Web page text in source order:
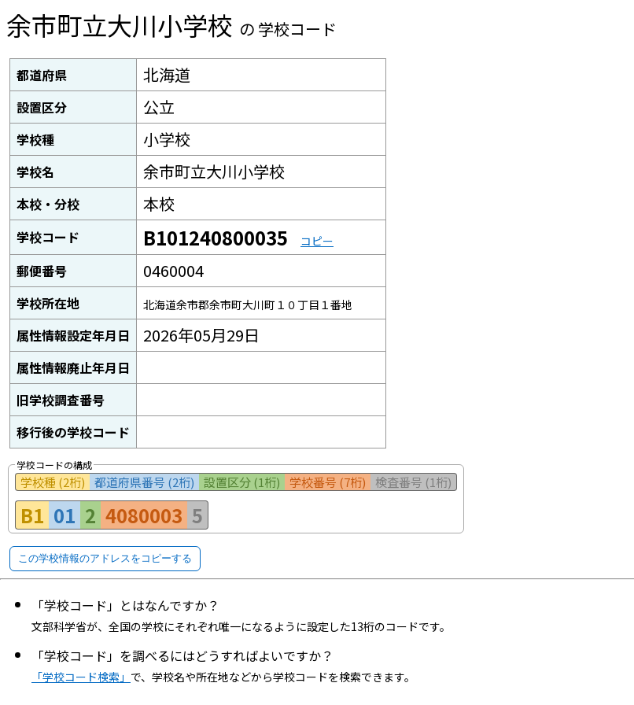
余市町立大川小学校 の 学校コード
都道府県 北海道
設置区分 公立
学校種 小学校
学校名 余市町立大川小学校
本校・分校 本校
学校コード B101240800035 コピー
郵便番号 0460004
学校所在地 北海道余市郡余市町大川町１０丁目１番地
属性情報設定年月日 2026年05月29日
属性情報廃止年月日
旧学校調査番号
移行後の学校コード
学校コードの構成
学校種 (2桁) 都道府県番号 (2桁) 設置区分 (1桁) 学校番号 (7桁) 検査番号 (1桁)
B1 01 2 4080003 5
この学校情報のアドレスをコピーする
「学校コード」とはなんですか？
文部科学省が、全国の学校にそれぞれ唯一になるように設定した13桁のコードです。
「学校コード」を調べるにはどうすればよいですか？
「学校コード検索」 で、学校名や所在地などから学校コードを検索できます。